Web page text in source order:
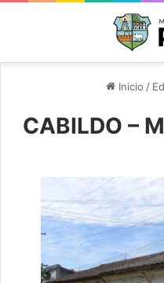
Inicio /
CABILDO –